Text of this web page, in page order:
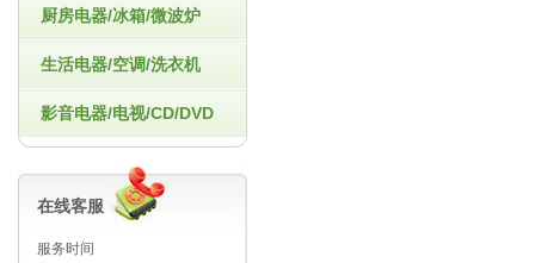
厨房电器/冰箱/微波炉
生活电器/空调/洗衣机
影音电器/电视/CD/DVD
在线客服
服务时间